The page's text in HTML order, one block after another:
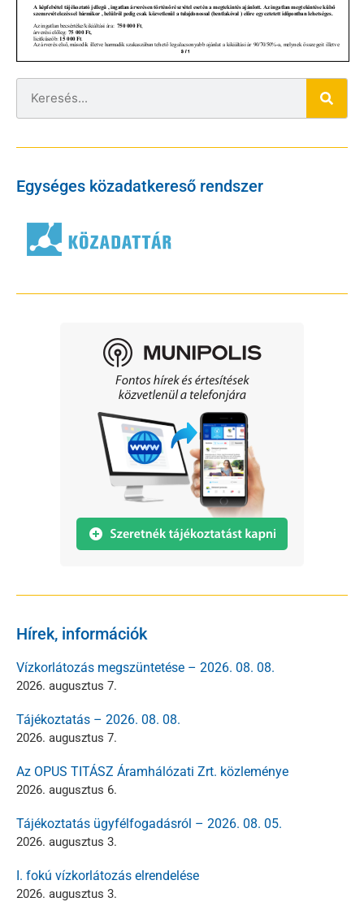
Egységes közadatkereső rendszer
Hírek, információk
Vízkorlátozás megszüntetése – 2026. 08. 08.
2026. augusztus 7.
Tájékoztatás – 2026. 08. 08.
2026. augusztus 7.
Az OPUS TITÁSZ Áramhálózati Zrt. közleménye
2026. augusztus 6.
Tájékoztatás ügyfélfogadásról – 2026. 08. 05.
2026. augusztus 3.
I. fokú vízkorlátozás elrendelése
2026. augusztus 3.